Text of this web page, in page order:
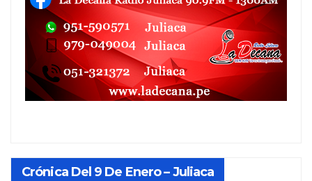
Crónica Del 9 De Enero – Juliaca